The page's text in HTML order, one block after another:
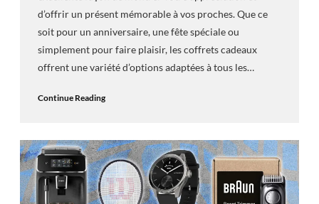
d’offrir un présent mémorable à vos proches. Que ce
soit pour un anniversaire, une fête spéciale ou
simplement pour faire plaisir, les coffrets cadeaux
offrent une variété d’options adaptées à tous les…
Continue Reading